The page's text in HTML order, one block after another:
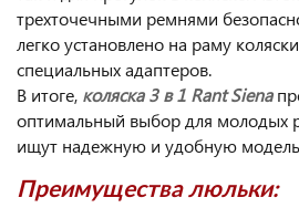
трехточечными ремнями
легко установлено на раму
специальных адаптеров.
В итоге, коляска 3 в 1 Rant Siena
оптимальный выбор для молодых
ищут надежную и удобную
Преимущества люльки: